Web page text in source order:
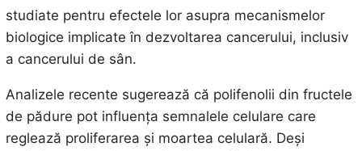
studiate pentru efectele lor asupra mecanismelor
biologice implicate în dezvoltarea cancerului, inclusiv
a cancerului de sân.
Analizele recente sugerează că polifenolii din fructele
de pădure pot influența semnalele celulare care
reglează proliferarea și moartea celulară. Deși